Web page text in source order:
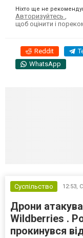
Ніхто ще не
Авторизуйтесь ,
щоб оцінити і
Reddit
WhatsApp
Суспільство 12:53,
Дрони
Wildberries .
прокинувся